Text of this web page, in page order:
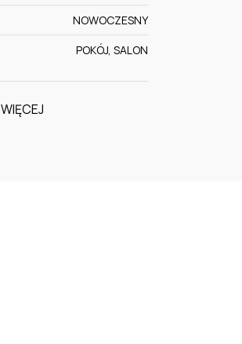
NOWOCZESNY
POKÓJ, SALON
WIĘCEJ